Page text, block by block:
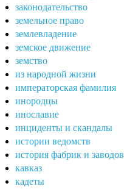
законодательство
земельное право
землевладение
земское движение
земство
из народной жизни
императорская фамилия
инородцы
инославие
инциденты и скандалы
истории ведомств
история фабрик и заводов
кавказ
кадеты